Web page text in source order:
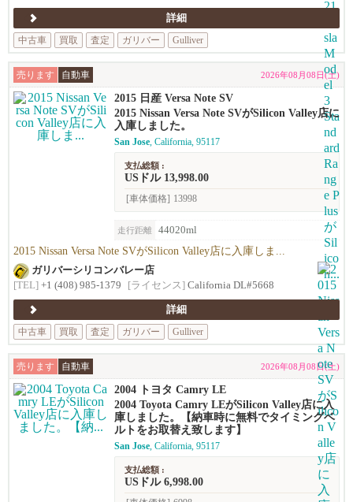
詳細
中古車
買取 査定 ガリバー Gulliver
売ります 自動車 2026年08月08日(土)
2015 日産 Versa Note SV
2015 Nissan Versa Note SVがSilicon Valley店に
入庫しました。
San Jose, California, 95117
支払総額 :
USドル 13,998.00
[車体価格] 13998
走行距離 44020ml
2015 Nissan Versa Note SVがSilicon Valley店に入庫しま...
ガリバーシリコンバレー店
[TEL] +1 (408) 985-1379 [ライセンス] California DL#5668
詳細
中古車
買取 査定 ガリバー Gulliver
売ります 自動車 2026年08月08日(土)
2004 トヨタ Camry LE
2004 Toyota Camry LEがSilicon Valley店に入
庫しました。【納車時に無料でタイミングベ
ルトをお取替え致します】
San Jose, California, 95117
支払総額 :
USドル 6,998.00